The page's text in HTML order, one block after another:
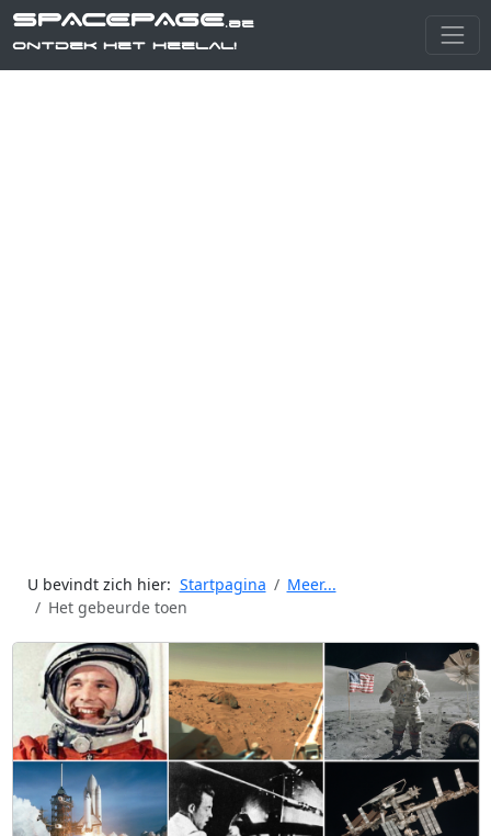
SPACEPAGE.be
Ontdek het heelal!
U bevindt zich hier: Startpagina
Meer...
Het gebeurde toen